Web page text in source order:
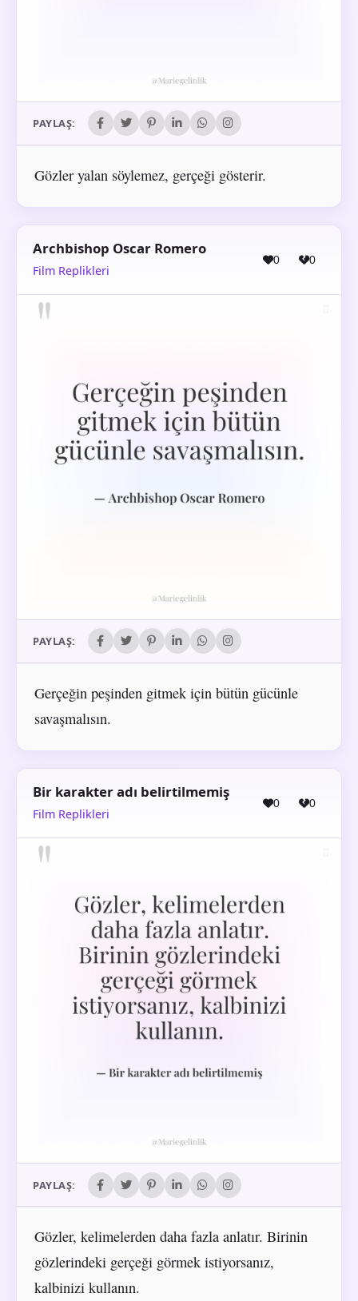
PAYLAŞ:
Gözler yalan söylemez, gerçeği gösterir.
Archbishop Oscar Romero
Film Replikleri
0 0
PAYLAŞ:
Gerçeğin peşinden gitmek için bütün gücünle
savaşmalısın.
Bir karakter adı belirtilmemiş
Film Replikleri
0 0
PAYLAŞ:
Gözler, kelimelerden daha fazla anlatır. Birinin
gözlerindeki gerçeği görmek istiyorsanız,
kalbinizi kullanın.